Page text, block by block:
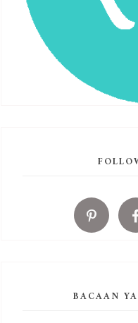
BACAAN